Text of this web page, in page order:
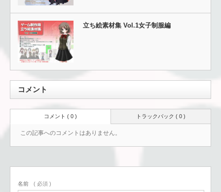
立ち絵素材集 Vol.1女子制服編
コメント
トラックバック ( 0 )
コメント ( 0 )
この記事へのコメントはありません。
名前 ( 必須 )